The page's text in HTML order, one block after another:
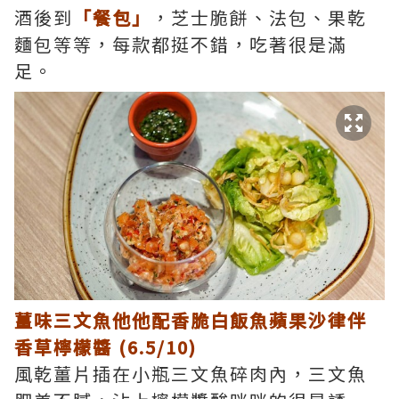
酒後到 「餐包」
，芝士脆餅、法包、果乾
麵包等等，每款都挺不錯，吃著很是滿
足。
薑味三文魚他他配香脆白飯魚蘋果沙律伴
香草檸檬醬 (6.5/10)
風乾薑片插在小瓶三文魚碎肉內，三文魚